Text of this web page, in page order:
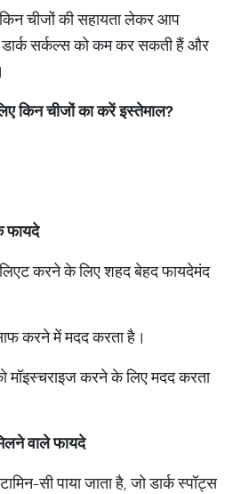
चीजों की सहायता लेकर आप
सर्कल्स को कम कर सकती हैं और
किन चीजों का करें इस्तेमाल?
फायदे
करने के लिए शहद बेहद फायदेमंद
करने में मदद करता है।
मॉइस्चराइज करने के लिए मदद करता
वालेफायदे
सी पाया जाता है, जो डार्क स्पॉट्स